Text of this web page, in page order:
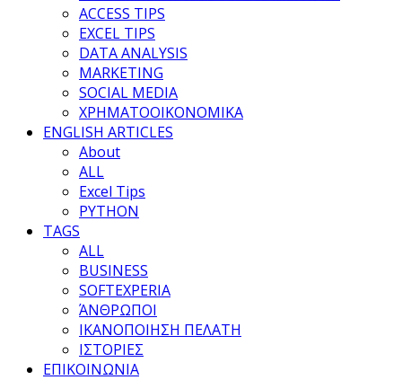
ACCESS TIPS
EXCEL TIPS
DATA ANALYSIS
MARKETING
SOCIAL MEDIA
ΧΡΗΜΑΤΟΟΙΚΟΝΟΜΙΚΑ
ENGLISH ARTICLES
About
ALL
Excel Tips
PYTHON
TAGS
ALL
BUSINESS
SOFTEXPERIA
ΆΝΘΡΩΠΟΙ
ΙΚΑΝΟΠΟΙΗΣΗ ΠΕΛΑΤΗ
ΙΣΤΟΡΙΕΣ
ΕΠΙΚΟΙΝΩΝΙΑ